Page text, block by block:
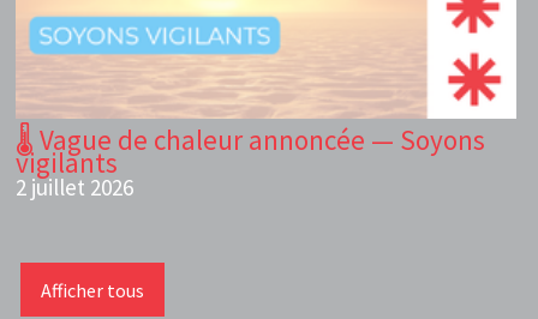
🌡️ Vague de chaleur annoncée — Soyons
vigilants
2 juillet 2026
Afficher tous